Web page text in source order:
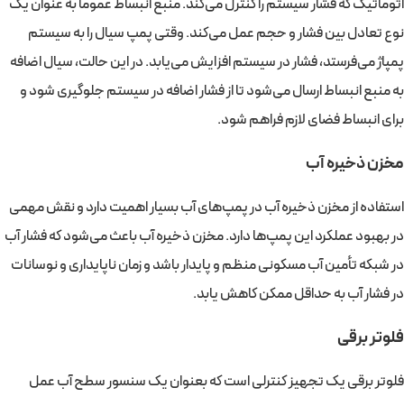
اتوماتیک که فشار سیستم را کنترل می‌کند. منبع انبساط عموماً به عنوان یک
نوع تعادل بین فشار و حجم عمل می‌کند. وقتی پمپ سیال را به سیستم
پمپاژ می‌فرستد، فشار در سیستم افزایش می‌یابد. در این حالت، سیال اضافه
به منبع انبساط ارسال می‌شود تا از فشار اضافه‌ در سیستم جلوگیری شود و
برای انبساط فضای لازم فراهم شود.
مخزن ذخیره آب
استفاده از مخزن ذخیره آب در پمپ‌های آب بسیار اهمیت دارد و نقش مهمی
در بهبود عملکرد این پمپ‌ها دارد. مخزن ذخیره آب باعث می‌شود که فشار آب
در شبکه تأمین آب مسکونی منظم و پایدار باشد و زمان ناپایداری و نوسانات
در فشار آب به حداقل ممکن کاهش یابد.
فلوتر برقی
فلوتر برقی یک تجهیز کنترلی است که بعنوان یک سنسور سطح آب عمل